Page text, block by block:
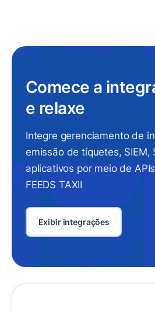
Comece a
e relaxe
Integre gerenciamento de
emissão de tíquetes, SIEM,
aplicativos por meio de
FEEDS TAXII
Exibir integrações